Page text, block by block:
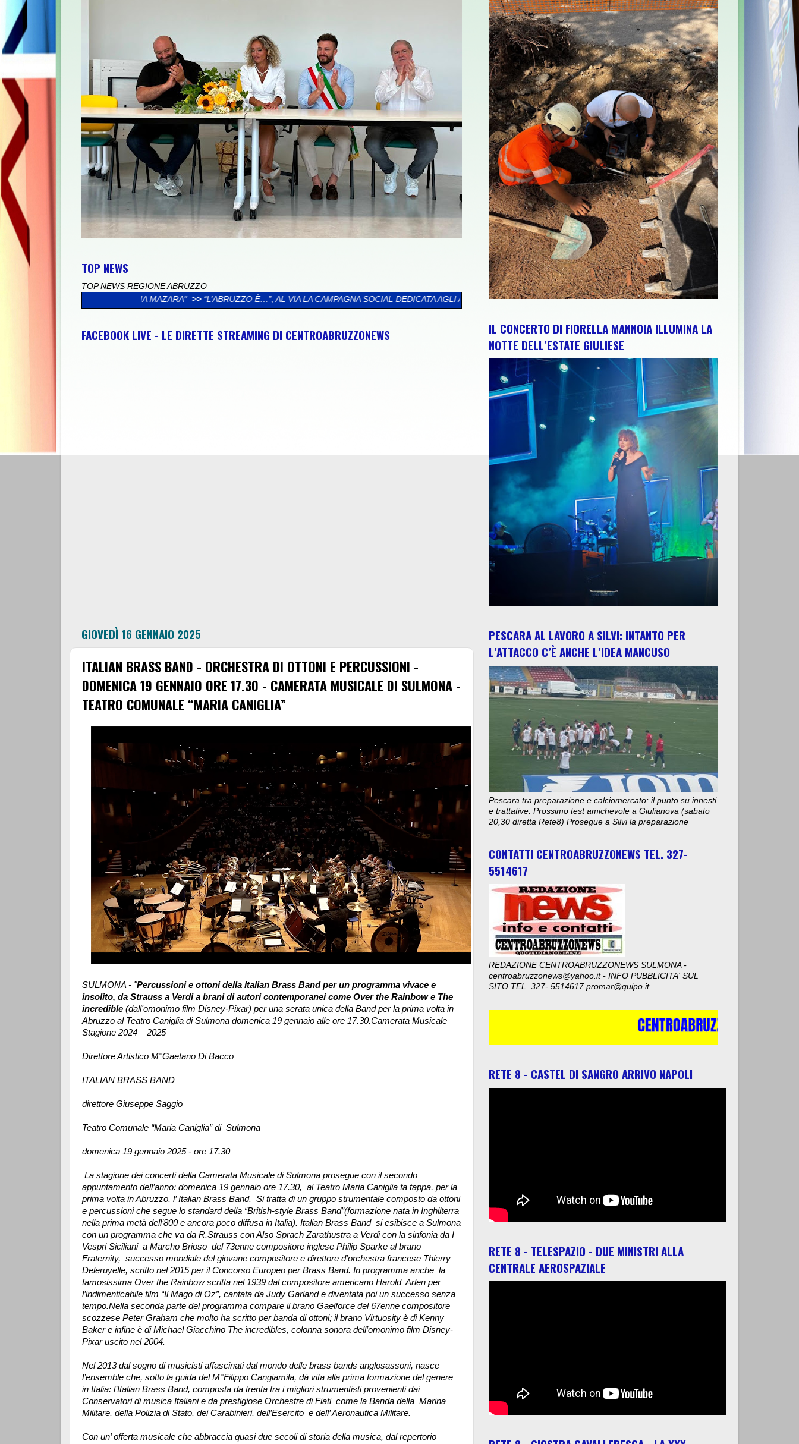
TOP NEWS
TOP NEWS REGIONE ABRUZZO
“L’ABRUZZO È…”, AL VIA LA CAMPAGNA SOCIAL DEDICATA AGLI ABRUZZESI NEL MONDO CIP E REGIONE ABRUZZO PER RAFFORZARE IMPIANTI, RISORSE E
FACEBOOK LIVE - LE DIRETTE STREAMING DI CENTROABRUZZONEWS
GIOVEDÌ 16 GENNAIO 2025
ITALIAN BRASS BAND - ORCHESTRA DI OTTONI E PERCUSSIONI -
DOMENICA 19 GENNAIO ORE 17.30 - CAMERATA MUSICALE DI SULMONA -
TEATRO COMUNALE “MARIA CANIGLIA”
SULMONA - "Percussioni e ottoni della Italian Brass Band per un programma vivace e
insolito, da Strauss a Verdi a brani di autori contemporanei come Over the Rainbow e The
incredible (dall'omonimo film Disney-Pixar) per una serata unica della Band per la prima volta in
Abruzzo al Teatro Caniglia di Sulmona domenica 19 gennaio alle ore 17.30.Camerata Musicale
Stagione 2024 – 2025
Direttore Artistico M°Gaetano Di Bacco
ITALIAN BRASS BAND
direttore Giuseppe Saggio
Teatro Comunale “Maria Caniglia” di Sulmona
domenica 19 gennaio 2025 - ore 17.30
La stagione dei concerti della Camerata Musicale di Sulmona prosegue con il secondo
appuntamento dell’anno: domenica 19 gennaio ore 17.30, al Teatro Maria Caniglia fa tappa, per la
prima volta in Abruzzo, l’ Italian Brass Band. Si tratta di un gruppo strumentale composto da ottoni
e percussioni che segue lo standard della “British-style Brass Band”(formazione nata in Inghilterra
nella prima metà dell’800 e ancora poco diffusa in Italia). Italian Brass Band si esibisce a Sulmona
con un programma che va da R.Strauss con Also Sprach Zarathustra a Verdi con la sinfonia da I
Vespri Siciliani a Marcho Brioso del 73enne compositore inglese Philip Sparke al brano
Fraternity, successo mondiale del giovane compositore e direttore d’orchestra francese Thierry
Deleruyelle, scritto nel 2015 per il Concorso Europeo per Brass Band. In programma anche la
famosissima Over the Rainbow scritta nel 1939 dal compositore americano Harold Arlen per
l’indimenticabile film “Il Mago di Oz”, cantata da Judy Garland e diventata poi un successo senza
tempo.Nella seconda parte del programma compare il brano Gaelforce del 67enne compositore
scozzese Peter Graham che molto ha scritto per banda di ottoni; il brano Virtuosity è di Kenny
Baker e infine è di Michael Giacchino The incredibles, colonna sonora dell’omonimo film Disney-
Pixar uscito nel 2004.
Nel 2013 dal sogno di musicisti affascinati dal mondo delle brass bands anglosassoni, nasce
l’ensemble che, sotto la guida del M°Filippo Cangiamila, dà vita alla prima formazione del genere
in Italia: l’Italian Brass Band, composta da trenta fra i migliori strumentisti provenienti dai
Conservatori di musica Italiani e da prestigiose Orchestre di Fiati come la Banda della Marina
Militare, della Polizia di Stato, dei Carabinieri, dell’Esercito e dell’ Aeronautica Militare.
Con un’ offerta musicale che abbraccia quasi due secoli di storia della musica, dal repertorio
IL CONCERTO DI FIORELLA MANNOIA ILLUMINA LA
NOTTE DELL’ESTATE GIULIESE
PESCARA AL LAVORO A SILVI: INTANTO PER
L’ATTACCO C’È ANCHE L’IDEA MANCUSO
Pescara tra preparazione e calciomercato: il punto su innesti
e trattative. Prossimo test amichevole a Giulianova (sabato
20,30 diretta Rete8) Prosegue a Silvi la preparazione
CONTATTI CENTROABRUZZONEWS TEL. 327-
5514617
REDAZIONE CENTROABRUZZONEWS SULMONA -
centroabruzzonews@yahoo.it - INFO PUBBLICITA' SUL
SITO TEL. 327- 5514617 promar@quipo.it
RETE 8 - CASTEL DI SANGRO ARRIVO NAPOLI
RETE 8 - TELESPAZIO - DUE MINISTRI ALLA
CENTRALE AEROSPAZIALE